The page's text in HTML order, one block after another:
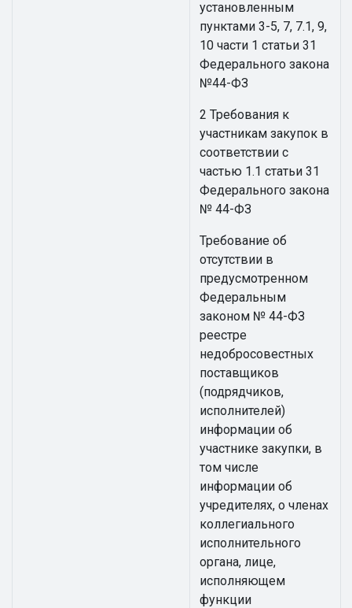
установленным
пунктами 3-5, 7, 7.1, 9,
10 части 1 статьи 31
Федерального закона
№44-ФЗ
2 Требования к
участникам закупок в
соответствии с
частью 1.1 статьи 31
Федерального закона
№ 44-ФЗ
Требование об
отсутствии в
предусмотренном
Федеральным
законом № 44-ФЗ
реестре
недобросовестных
поставщиков
(подрядчиков,
исполнителей)
информации об
участнике закупки, в
том числе
информации об
учредителях, о членах
коллегиального
исполнительного
органа, лице,
исполняющем
функции